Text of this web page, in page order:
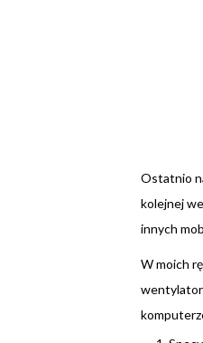
Ostatnio
kolejnej
innych
W moich